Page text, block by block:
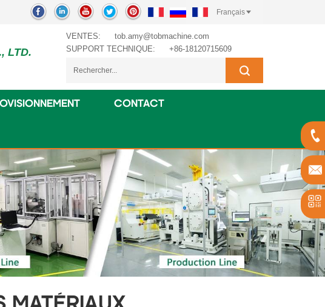
Français
LTD.
VENTES:
tob.amy@tobmachine.com
SUPPORT TECHNIQUE:
+86-18120715609
CONTACT